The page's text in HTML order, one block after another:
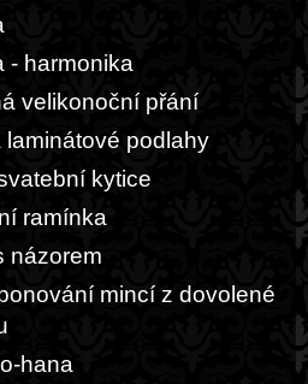
- harmonika
velikonoční přání
podlahy
kytice
ramínka
názorem
mincí z dovolené
hana